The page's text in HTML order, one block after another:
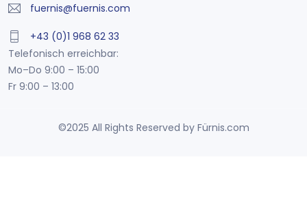
fuernis@fuernis.com
+43 (0)1 968 62 33
Telefonisch erreichbar:
Mo–Do 9:00 – 15:00
Fr 9:00 – 13:00
©2025 All Rights Reserved by Fürnis.com